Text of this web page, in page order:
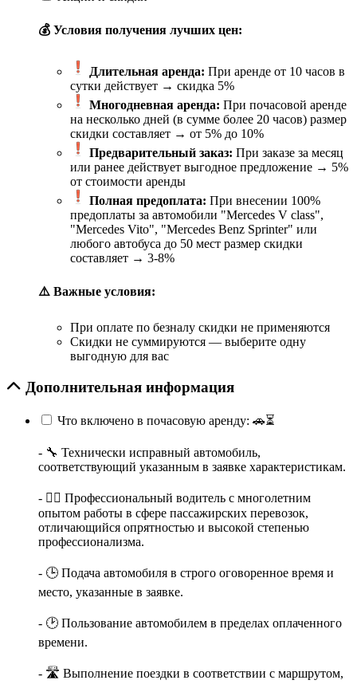
💰 Условия получения лучших цен:
Длительная аренда: При аренде от 10 часов в
сутки действует → скидка 5%
Многодневная аренда: При почасовой аренде
на несколько дней (в сумме более 20 часов) размер
скидки составляет → от 5% до 10%
Предварительный заказ: При заказе за месяц
или ранее действует выгодное предложение → 5%
от стоимости аренды
Полная предоплата: При внесении 100%
предоплаты за автомобили "Mercedes V class",
"Mercedes Vito", "Mercedes Benz Sprinter" или
любого автобуса до 50 мест размер скидки
составляет → 3-8%
⚠️ Важные условия:
При оплате по безналу скидки не применяются
Скидки не суммируются — выберите одну
выгодную для вас
Дополнительная информация
Что включено в почасовую аренду: 🚗⏳
- 🔧 Технически исправный автомобиль,
соответствующий указанным в заявке характеристикам.
- 👨‍✈️ Профессиональный водитель с многолетним
опытом работы в сфере пассажирских перевозок,
отличающийся опрятностью и высокой степенью
профессионализма.
- 🕒 Подача автомобиля в строго оговоренное время и
место, указанные в заявке.
- 🕑 Пользование автомобилем в пределах оплаченного
времени.
- 🛣️ Выполнение поездки в соответствии с маршрутом,